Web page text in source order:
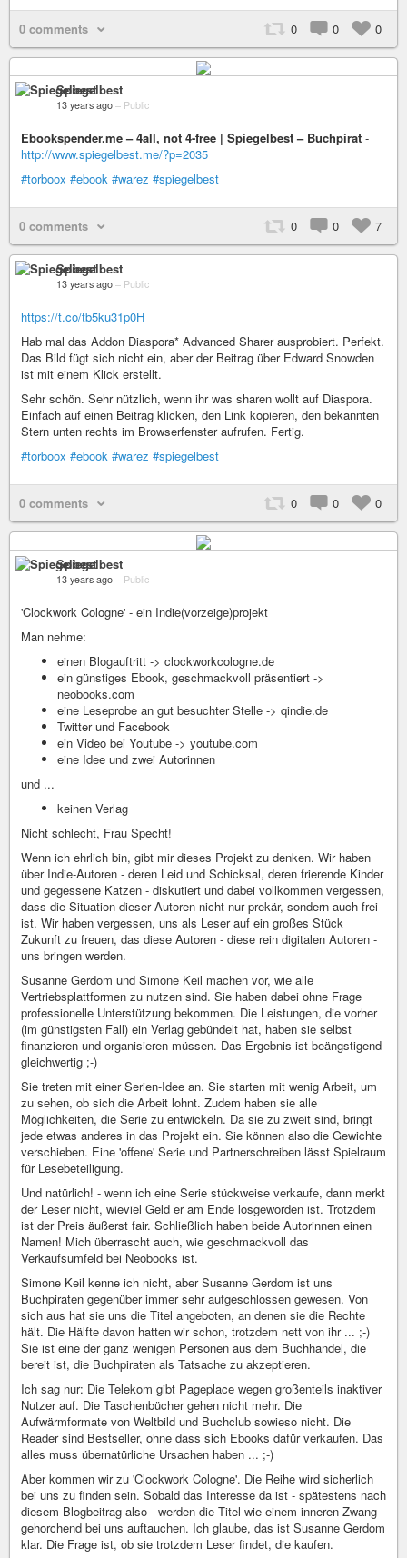
0 comments 0 0 0
Spiegelbest
13 years ago – Public
Ebookspender.me – 4all, not 4-free | Spiegelbest – Buchpirat -
http://www.spiegelbest.me/?p=2035
#torboox #ebook #warez #spiegelbest
0 comments 0 0 7
Spiegelbest
13 years ago – Public
https://t.co/tb5ku31p0H
Hab mal das Addon Diaspora* Advanced Sharer ausprobiert. Perfekt.
Das Bild fügt sich nicht ein, aber der Beitrag über Edward Snowden
ist mit einem Klick erstellt.
Sehr schön. Sehr nützlich, wenn ihr was sharen wollt auf Diaspora.
Einfach auf einen Beitrag klicken, den Link kopieren, den bekannten
Stern unten rechts im Browserfenster aufrufen. Fertig.
#torboox #ebook #warez #spiegelbest
0 comments 0 0 0
Spiegelbest
13 years ago – Public
'Clockwork Cologne' - ein Indie(vorzeige)projekt
Man nehme:
einen Blogauftritt -> clockworkcologne.de
ein günstiges Ebook, geschmackvoll präsentiert ->
neobooks.com
eine Leseprobe an gut besuchter Stelle -> qindie.de
Twitter und Facebook
ein Video bei Youtube -> youtube.com
eine Idee und zwei Autorinnen
und ...
keinen Verlag
Nicht schlecht, Frau Specht!
Wenn ich ehrlich bin, gibt mir dieses Projekt zu denken. Wir haben
über Indie-Autoren - deren Leid und Schicksal, deren frierende Kinder
und gegessene Katzen - diskutiert und dabei vollkommen vergessen,
dass die Situation dieser Autoren nicht nur prekär, sondern auch frei
ist. Wir haben vergessen, uns als Leser auf ein großes Stück
Zukunft zu freuen, das diese Autoren - diese rein digitalen Autoren -
uns bringen werden.
Susanne Gerdom und Simone Keil machen vor, wie alle
Vertriebsplattformen zu nutzen sind. Sie haben dabei ohne Frage
professionelle Unterstützung bekommen. Die Leistungen, die vorher
(im günstigsten Fall) ein Verlag gebündelt hat, haben sie selbst
finanzieren und organisieren müssen. Das Ergebnis ist beängstigend
gleichwertig ;-)
Sie treten mit einer Serien-Idee an. Sie starten mit wenig Arbeit, um
zu sehen, ob sich die Arbeit lohnt. Zudem haben sie alle
Möglichkeiten, die Serie zu entwickeln. Da sie zu zweit sind, bringt
jede etwas anderes in das Projekt ein. Sie können also die Gewichte
verschieben. Eine 'offene' Serie und Partnerschreiben lässt Spielraum
für Lesebeteiligung.
Und natürlich! - wenn ich eine Serie stückweise verkaufe, dann merkt
der Leser nicht, wieviel Geld er am Ende losgeworden ist. Trotzdem
ist der Preis äußerst fair. Schließlich haben beide Autorinnen einen
Namen! Mich überrascht auch, wie geschmackvoll das
Verkaufsumfeld bei Neobooks ist.
Simone Keil kenne ich nicht, aber Susanne Gerdom ist uns
Buchpiraten gegenüber immer sehr aufgeschlossen gewesen. Von
sich aus hat sie uns die Titel angeboten, an denen sie die Rechte
hält. Die Hälfte davon hatten wir schon, trotzdem nett von ihr ... ;-)
Sie ist eine der ganz wenigen Personen aus dem Buchhandel, die
bereit ist, die Buchpiraten als Tatsache zu akzeptieren.
Ich sag nur: Die Telekom gibt Pageplace wegen großenteils inaktiver
Nutzer auf. Die Taschenbücher gehen nicht mehr. Die
Aufwärmformate von Weltbild und Buchclub sowieso nicht. Die
Reader sind Bestseller, ohne dass sich Ebooks dafür verkaufen. Das
alles muss übernatürliche Ursachen haben ... ;-)
Aber kommen wir zu 'Clockwork Cologne'. Die Reihe wird sicherlich
bei uns zu finden sein. Sobald das Interesse da ist - spätestens nach
diesem Blogbeitrag also - werden die Titel wie einem inneren Zwang
gehorchend bei uns auftauchen. Ich glaube, das ist Susanne Gerdom
klar. Die Frage ist, ob sie trotzdem Leser findet, die kaufen.